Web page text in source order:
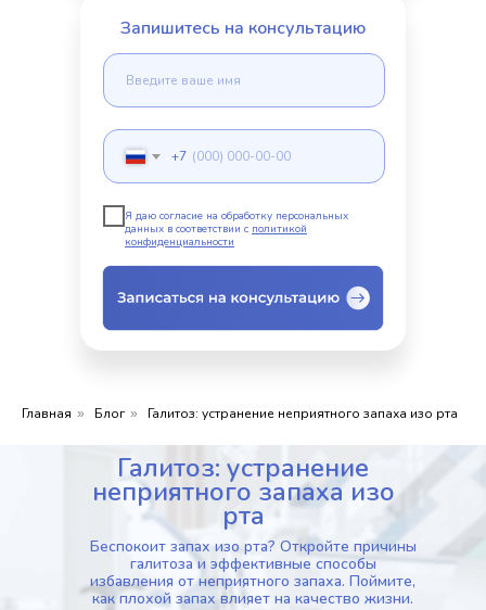
Запишитесь на консультацию
+7
Я даю согласие на обработку персональных
данных в соответствии с политикой
конфиденциальности
Главная » Блог » Галитоз: устранение неприятного запаха изо рта
Галитоз: устранение
неприятного запаха изо
рта
Беспокоит запах изо рта? Откройте причины
галитоза и эффективные способы
избавления от неприятного запаха. Поймите,
как плохой запах влияет на качество жизни.